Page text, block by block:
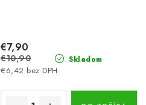
Skladom
€6,42 bez DPH
€7,90
€10,90